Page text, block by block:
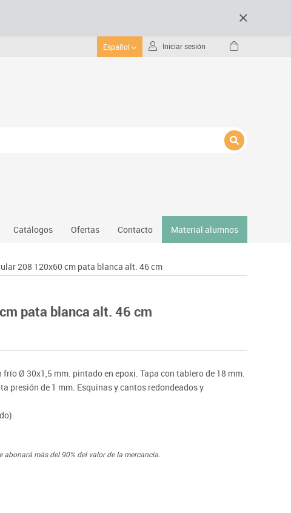
Español Iniciar sesión
alternativos
pelotas
Gimnasio
Protección deportiva
Deportes raqueta
Gimnasia rítmica
Catálogos Ofertas Contacto Material alumnos
208 120x60 cm pata blanca alt. 46 cm
pata blanca alt. 46 cm
Ø 30x1,5 mm. pintado en epoxi. Tapa con tablero de 18 mm.
presión de 1 mm. Esquinas y cantos redondeados y
más del 90% del valor de la mercancía.